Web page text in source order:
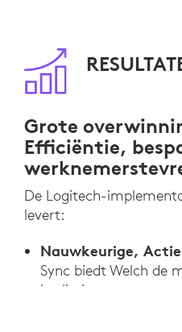
Grote
Efficiëntie,
De Logitech-
levert:
Nauwkeurige,
Sync biedt Welch de
beslissingen te nemen